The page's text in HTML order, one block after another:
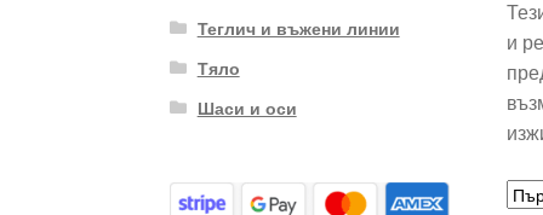
и
Теглич и въжени линии
Тяло
Шаси и оси